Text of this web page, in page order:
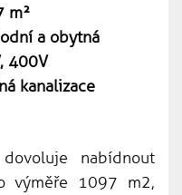
m²
a obytná
400V
kanalizace
nabídnout
výměře 1097 m2,